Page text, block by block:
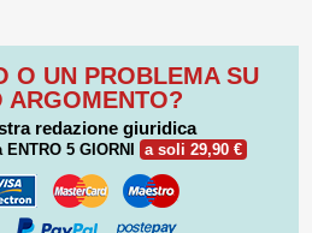
O UN PROBLEMA SU
ARGOMENTO?
redazione giuridica
ENTRO 5 GIORNI a soli 29,90 €